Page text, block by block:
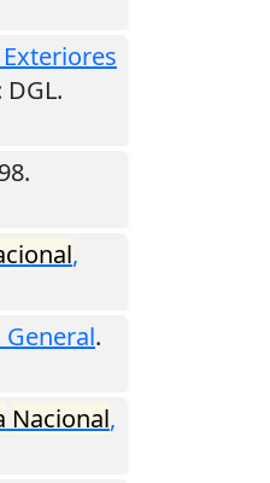
DGL.
.
,
.
Nacional,